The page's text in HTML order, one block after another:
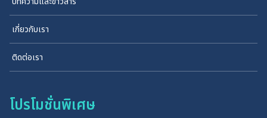
เกี่ยวกับเรา
ติดต่อเรา
โปรโมชั่นพิเศษ